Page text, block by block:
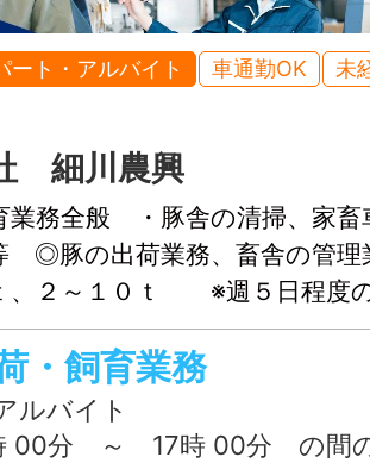
ート・アルバイト 車通勤OK 未
細川農興
務全般 ・豚舎の清掃、家畜
◎豚の出荷業務、畜舎の管
、２～１０ｔ ※週５日程度
いてはご相談に応じます）
：変更なし
・飼育業務
ルバイト
00分 ～ 17時 00分 の間の